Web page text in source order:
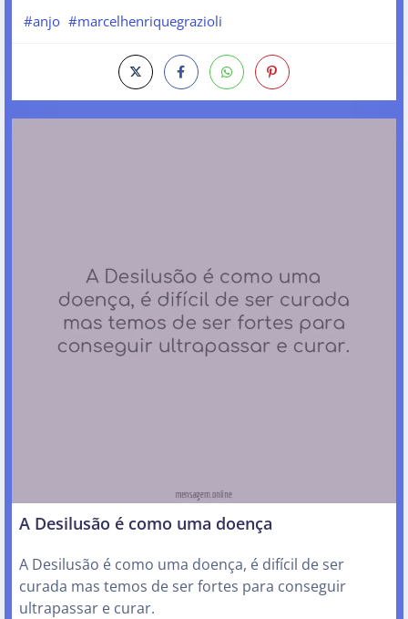
#anjo #marcelhenriquegrazioli
A Desilusão é como uma doença
A Desilusão é como uma doença, é difícil de ser
curada mas temos de ser fortes para conseguir
ultrapassar e curar.